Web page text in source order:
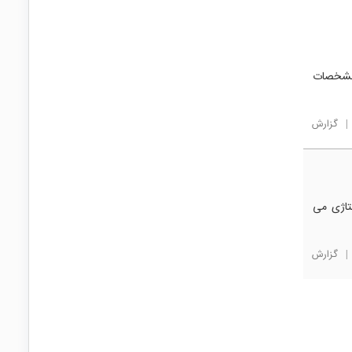
به مشخصات
| گزارش
می
| گزارش